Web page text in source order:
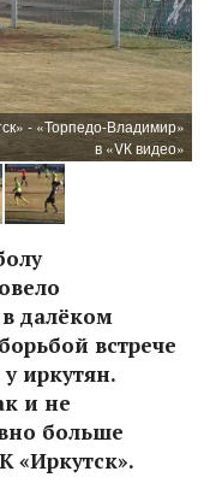
- «Торпедо-Владимир»
в «VК видео»
далёком
встрече
иркутян.
и не
больше
«Иркутск».